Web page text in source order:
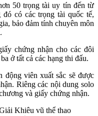
50 trọng tài uy tín đến từ
có các trọng tài quốc tế,
bảo đảm tính chuyên môn
chứng nhận cho các đôi
ở tất cả các hạng thi đấu.
viên xuất sắc sẽ được
Riêng các nội dung solo
và giấy chứng nhận.